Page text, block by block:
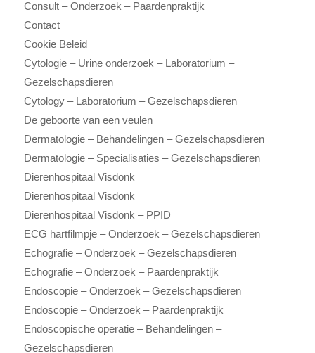
Consult – Onderzoek – Paardenpraktijk
Contact
Cookie Beleid
Cytologie – Urine onderzoek – Laboratorium –
Gezelschapsdieren
Cytology – Laboratorium – Gezelschapsdieren
De geboorte van een veulen
Dermatologie – Behandelingen – Gezelschapsdieren
Dermatologie – Specialisaties – Gezelschapsdieren
Dierenhospitaal Visdonk
Dierenhospitaal Visdonk
Dierenhospitaal Visdonk – PPID
ECG hartfilmpje – Onderzoek – Gezelschapsdieren
Echografie – Onderzoek – Gezelschapsdieren
Echografie – Onderzoek – Paardenpraktijk
Endoscopie – Onderzoek – Gezelschapsdieren
Endoscopie – Onderzoek – Paardenpraktijk
Endoscopische operatie – Behandelingen –
Gezelschapsdieren